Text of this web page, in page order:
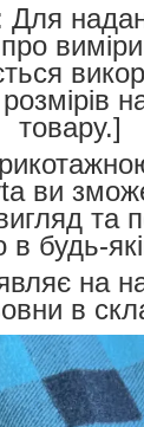
товару.]
ви
та
будь-
на
в